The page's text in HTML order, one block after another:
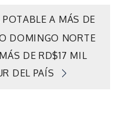
POTABLE A MÁS DE
DOMINGO NORTE
DE RD$17 MIL
DEL PAÍS